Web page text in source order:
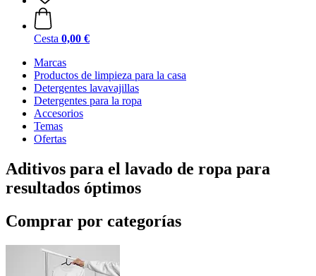
Cesta 0,00 €
Marcas
Productos de limpieza para la casa
Detergentes lavavajillas
Detergentes para la ropa
Accesorios
Temas
Ofertas
Aditivos para el lavado de ropa para
resultados óptimos
Comprar por categorías